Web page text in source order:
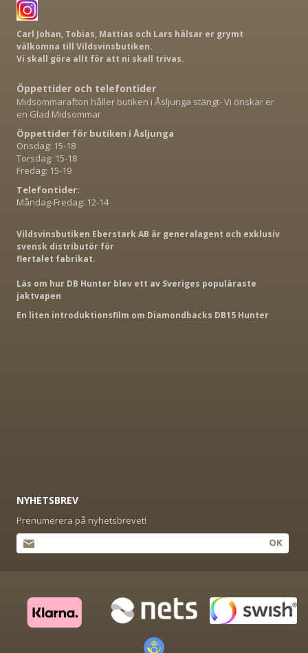
Carl Johan, Tobias, Mattias och Lars hälsar er grymt
välkomna till Vildsvinsbutiken.
Vi skall göra allt för att ni skall trivas.
Öppettider och telefontider
Midsommarafton håller butiken i Åsljunga stängt- Vi önskar er
en Glad Midsommar
Öppettider för butiken i Åsljunga
Onsdag: 15-18
Torsdag: 15-18
Fredag: 15-19
Telefontider:
Måndag-Fredag: 12-14
Vildsvinsbutiken Eberstark AB är generalagent och exklusiv
svensk distributör för
flertalet fabrikat.
Läs om hur DB Hunter blev ett av Sveriges populäraste
jaktvapen
En liten introduktionsfilm om Diamondbacks DB15 Hunter
NYHETSBREV
Prenumerera på nyhetsbrevet!
OK